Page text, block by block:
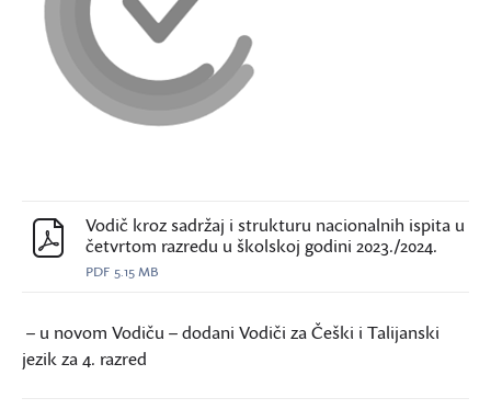
Vodič kroz sadržaj i strukturu nacionalnih ispita u
četvrtom razredu u školskoj godini 2023./2024.
PDF 5.15 MB
– u novom Vodiču – dodani Vodiči za Češki i Talijanski
jezik za 4. razred